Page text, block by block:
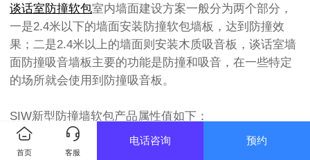
谈话室防撞软包室内墙面建设方案一般分为两个部分，
一是2.4米以下的墙面安装防撞软包墙板，达到防撞效
果；二是2.4米以上的墙面则安装木质吸音板，谈话室墙
面防撞吸音墙板主要的功能是防撞和吸音，在一些特定
的场所就会使用到防撞吸音板。
SIW新型防撞墙软包产品属性值如下：
规格：1.2*2.4米
厚度：17/25/30mm（定制）
首页 客服
电话咨询 预约